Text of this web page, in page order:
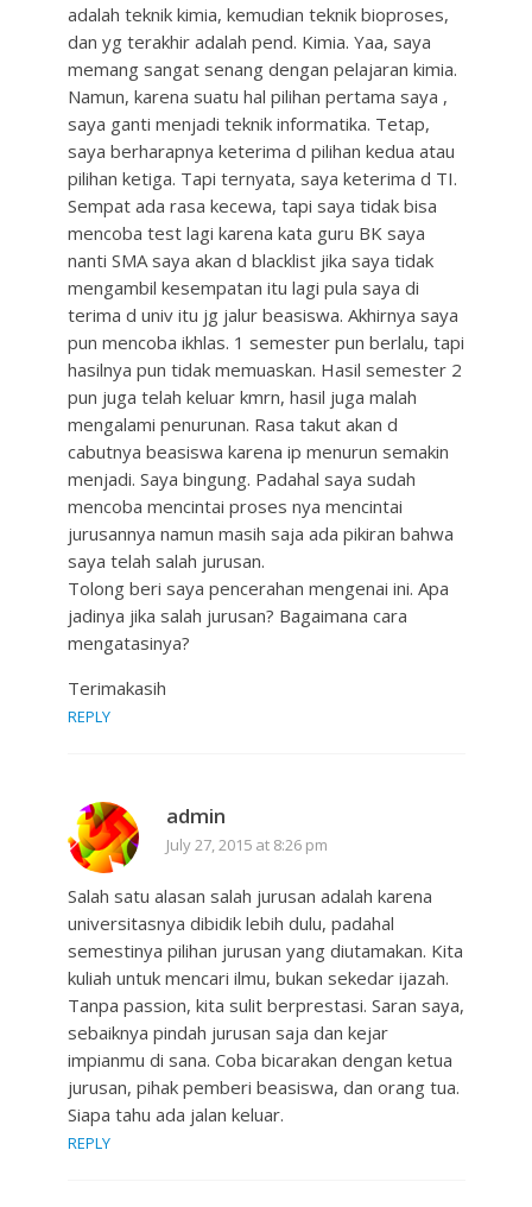
adalah teknik kimia, kemudian teknik bioproses,
dan yg terakhir adalah pend. Kimia. Yaa, saya
memang sangat senang dengan pelajaran kimia.
Namun, karena suatu hal pilihan pertama saya ,
saya ganti menjadi teknik informatika. Tetap,
saya berharapnya keterima d pilihan kedua atau
pilihan ketiga. Tapi ternyata, saya keterima d TI.
Sempat ada rasa kecewa, tapi saya tidak bisa
mencoba test lagi karena kata guru BK saya
nanti SMA saya akan d blacklist jika saya tidak
mengambil kesempatan itu lagi pula saya di
terima d univ itu jg jalur beasiswa. Akhirnya saya
pun mencoba ikhlas. 1 semester pun berlalu, tapi
hasilnya pun tidak memuaskan. Hasil semester 2
pun juga telah keluar kmrn, hasil juga malah
mengalami penurunan. Rasa takut akan d
cabutnya beasiswa karena ip menurun semakin
menjadi. Saya bingung. Padahal saya sudah
mencoba mencintai proses nya mencintai
jurusannya namun masih saja ada pikiran bahwa
saya telah salah jurusan.
Tolong beri saya pencerahan mengenai ini. Apa
jadinya jika salah jurusan? Bagaimana cara
mengatasinya?
Terimakasih
REPLY
admin
July 27, 2015 at 8:26 pm
Salah satu alasan salah jurusan adalah karena
universitasnya dibidik lebih dulu, padahal
semestinya pilihan jurusan yang diutamakan. Kita
kuliah untuk mencari ilmu, bukan sekedar ijazah.
Tanpa passion, kita sulit berprestasi. Saran saya,
sebaiknya pindah jurusan saja dan kejar
impianmu di sana. Coba bicarakan dengan ketua
jurusan, pihak pemberi beasiswa, dan orang tua.
Siapa tahu ada jalan keluar.
REPLY